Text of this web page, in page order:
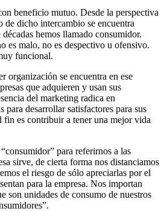
beneficio mutuo. Desde la perspectiva
de dicho intercambio se encuentra
hemos llamado consumidor.
es malo, no es despectivo u ofensivo.
funcional.
organización se encuentra en ese
que adquieren y usan sus
del marketing radica en
para desarrollar satisfactores para sus
fin es contribuir a tener una mejor vida
para referirnos a las
sirve, de cierta forma nos distanciamos
el riesgo de sólo apreciarlas por el
para la empresa. Nos importan
son unidades de consumo de nuestros